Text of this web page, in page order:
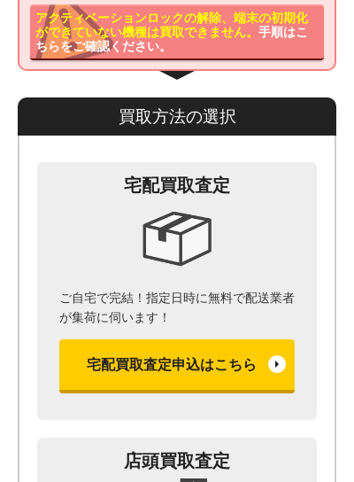
アクティベーションロックの解除、端末の初期化
ができていない機種は買取できません。手順はこ
ちらをご確認ください。
買取方法の選択
宅配買取査定
ご自宅で完結！指定日時に無料で配送業者
が集荷に伺います！
宅配買取査定申込はこちら
店頭買取査定